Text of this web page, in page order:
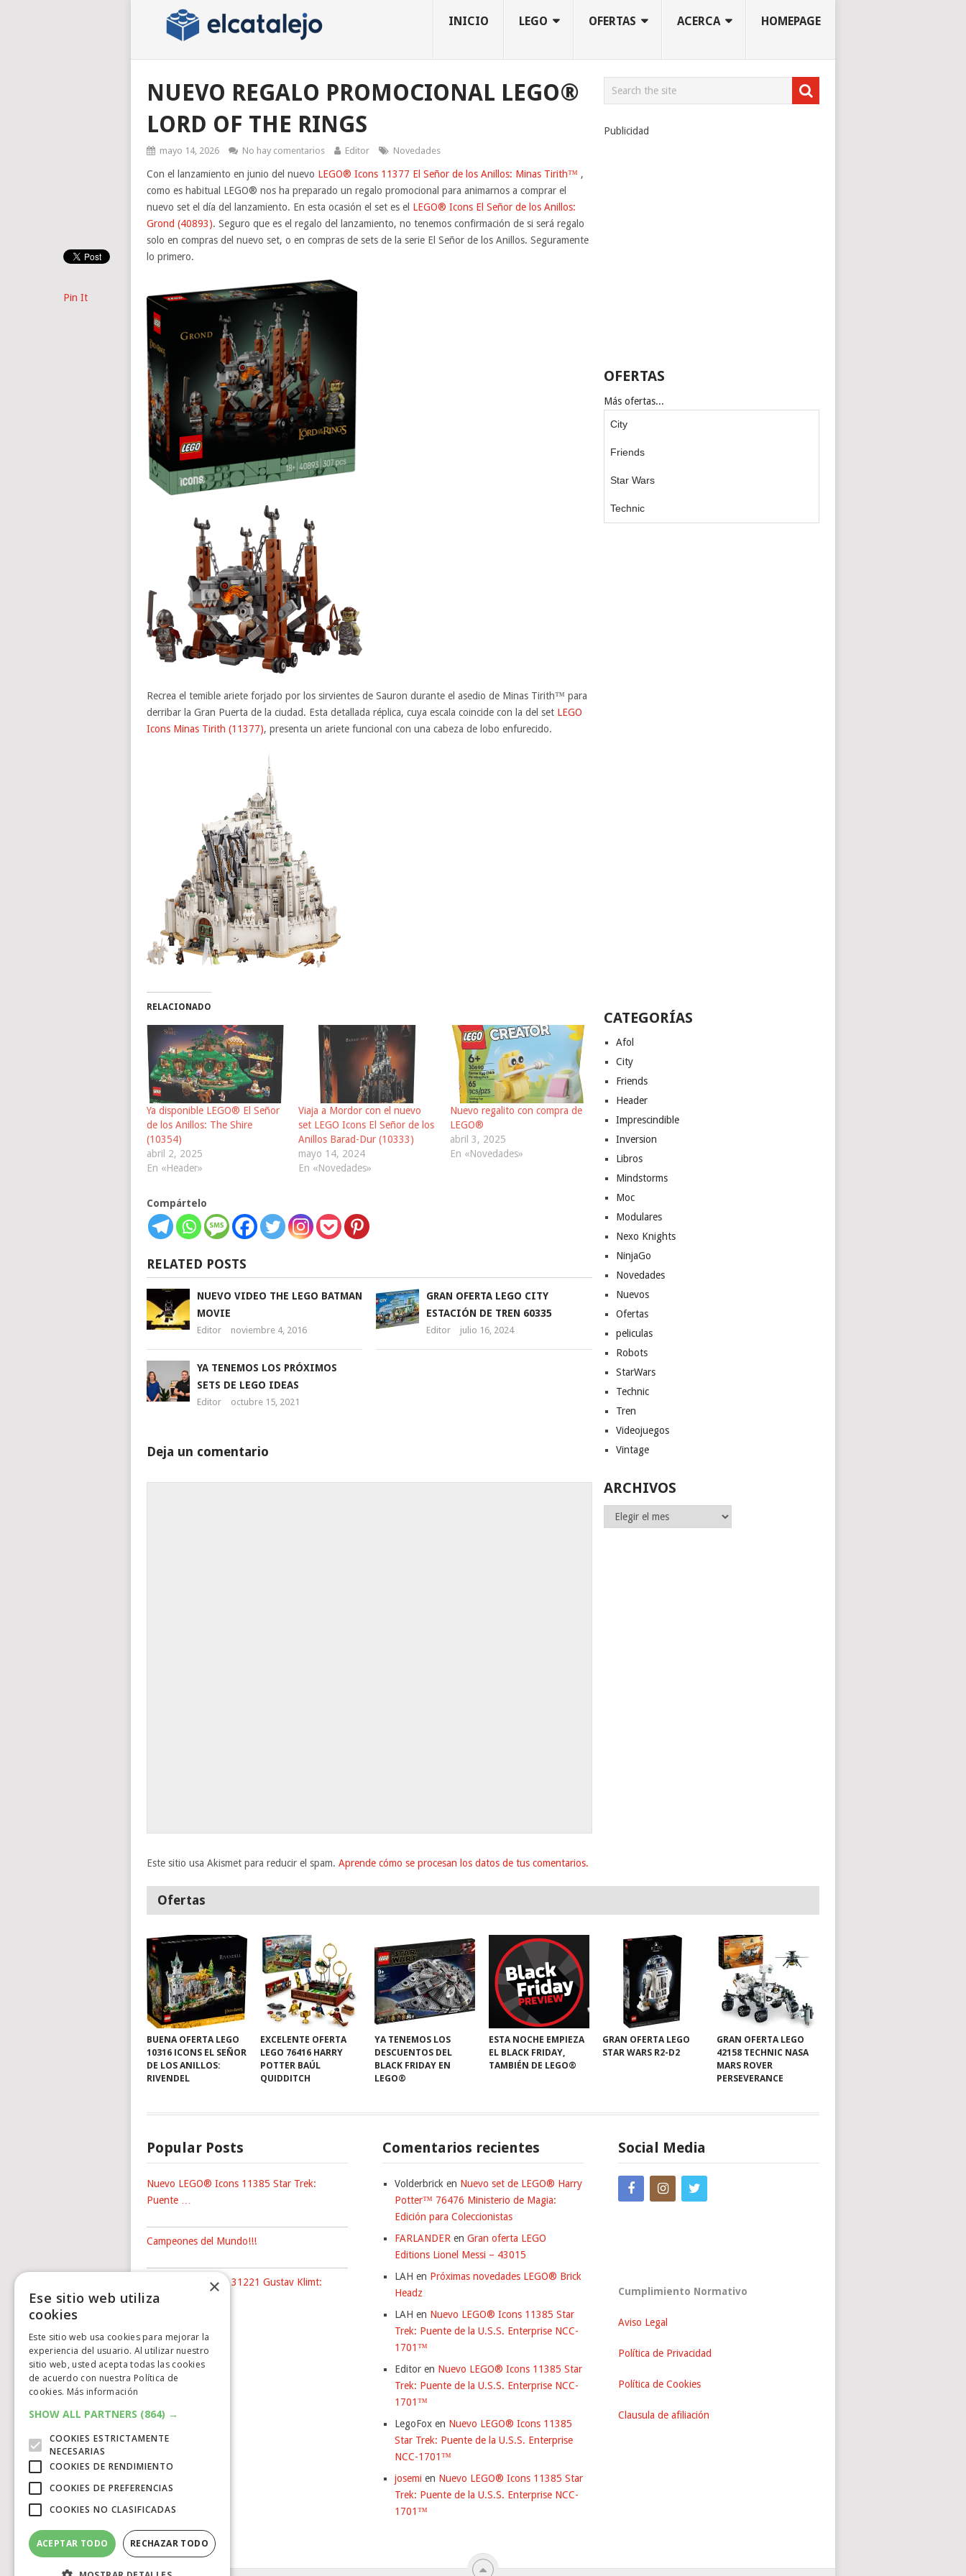
INICIO LEGO OFERTAS ACERCA HOMEPAGE
NUEVO REGALO PROMOCIONAL LEGO®
LORD OF THE RINGS
mayo 14, 2026 No hay comentarios Editor Novedades
Con el lanzamiento en junio del nuevo LEGO® Icons 11377 El Señor de los Anillos: Minas Tirith™ ,
como es habitual LEGO® nos ha preparado un regalo promocional para animarnos a comprar el
nuevo set el día del lanzamiento. En esta ocasión el set es el LEGO® Icons El Señor de los Anillos:
Grond (40893). Seguro que es el regalo del lanzamiento, no tenemos confirmación de si será regalo
solo en compras del nuevo set, o en compras de sets de la serie El Señor de los Anillos. Seguramente
lo primero.
Recrea el temible ariete forjado por los sirvientes de Sauron durante el asedio de Minas Tirith™ para
derribar la Gran Puerta de la ciudad. Esta detallada réplica, cuya escala coincide con la del set LEGO
Icons Minas Tirith (11377), presenta un ariete funcional con una cabeza de lobo enfurecido.
RELACIONADO
Ya disponible LEGO® El Señor
de los Anillos: The Shire
(10354)
abril 2, 2025
En «Header»
Viaja a Mordor con el nuevo
set LEGO Icons El Señor de los
Anillos Barad-Dur (10333)
mayo 14, 2024
En «Novedades»
Nuevo regalito con compra de
LEGO®
abril 3, 2025
En «Novedades»
Compártelo
Pin It
RELATED POSTS
NUEVO VIDEO THE LEGO BATMAN
MOVIE
Editor noviembre 4, 2016
GRAN OFERTA LEGO CITY
ESTACIÓN DE TREN 60335
Editor julio 16, 2024
YA TENEMOS LOS PRÓXIMOS
SETS DE LEGO IDEAS
Editor octubre 15, 2021
Deja un comentario
Este sitio usa Akismet para reducir el spam. Aprende cómo se procesan los datos de tus comentarios.
Publicidad
OFERTAS
Más ofertas...
City
Friends
Star Wars
Technic
CATEGORÍAS
Afol
City
Friends
Header
Imprescindible
Inversion
Libros
Mindstorms
Moc
Modulares
Nexo Knights
NinjaGo
Novedades
Nuevos
Ofertas
peliculas
Robots
StarWars
Technic
Tren
Videojuegos
Vintage
ARCHIVOS
Archivos
Ofertas
BUENA OFERTA LEGO
10316 ICONS EL SEÑOR
DE LOS ANILLOS:
RIVENDEL
EXCELENTE OFERTA
LEGO 76416 HARRY
POTTER BAÚL
QUIDDITCH
YA TENEMOS LOS
DESCUENTOS DEL
BLACK FRIDAY EN
LEGO®
ESTA NOCHE EMPIEZA
EL BLACK FRIDAY,
TAMBIÉN DE LEGO®
GRAN OFERTA LEGO
STAR WARS R2-D2
GRAN OFERTA LEGO
42158 TECHNIC NASA
MARS ROVER
PERSEVERANCE
Popular Posts
Nuevo LEGO® Icons 11385 Star Trek:
Puente …
Campeones del Mundo!!!
Nuevo LEGO® Art 31221 Gustav Klimt:
The …
Comentarios recientes
Volderbricken Nuevo set de LEGO® Harry
Potter™ 76476 Ministerio de Magia:
Edición para Coleccionistas
FARLANDERen Gran oferta LEGO
Editions Lionel Messi – 43015
LAH en Próximas novedades LEGO® Brick
Headz
LAH en Nuevo LEGO® Icons 11385 Star
Trek: Puente de la U.S.S. Enterprise NCC-
1701™
Editoren Nuevo LEGO® Icons 11385 Star
Trek: Puente de la U.S.S. Enterprise NCC-
1701™
LegoFoxen Nuevo LEGO® Icons 11385
Star Trek: Puente de la U.S.S. Enterprise
NCC-1701™
josemi en Nuevo LEGO® Icons 11385 Star
Trek: Puente de la U.S.S. Enterprise NCC-
1701™
Social Media
Cumplimiento Normativo
Aviso Legal
Política de Privacidad
Política de Cookies
Clausula de afiliación
×
Ese sitio web utiliza
cookies
Este sitio web usa cookies para mejorar la
experiencia del usuario. Al utilizar nuestro
sitio web, usted acepta todas las cookies
de acuerdo con nuestra Política de
cookies. Más información
SHOW ALL PARTNERS (864) →
COOKIES ESTRICTAMENTE
NECESARIAS
COOKIES DE RENDIMIENTO
COOKIES DE PREFERENCIAS
COOKIES NO CLASIFICADAS
ACEPTAR TODO RECHAZAR TODO